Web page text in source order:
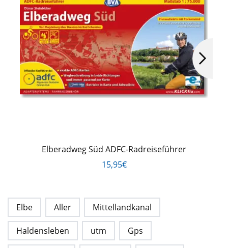
Elberadweg Süd ADFC-Radreiseführer
15,95€
Elbe Aller Mittellandkanal
Haldensleben utm Gps